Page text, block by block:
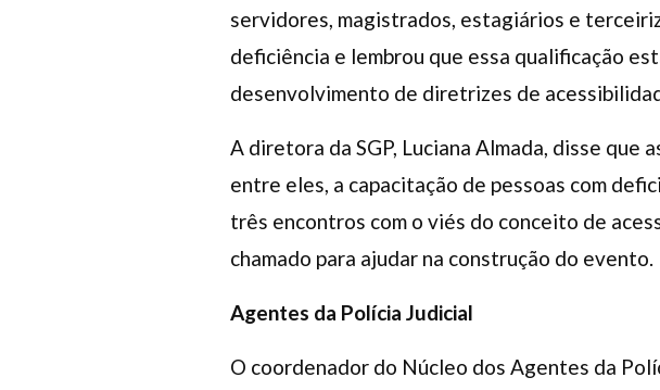
servidores, magistrados, estagiários e
deficiência e lembrou que essa qualificação
desenvolvimento de diretrizes de
A diretora da SGP, Luciana Almada, disse que
entre eles, a capacitação de pessoas com
três encontros com o viés do conceito de
chamado para ajudar na construção do evento.
Agentes da Polícia Judicial
O coordenador do Núcleo dos Agentes da